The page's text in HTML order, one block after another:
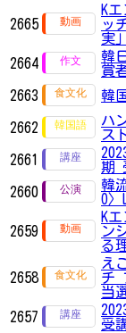
2665
K
ッ
実」
2664
韓
賞
2663
韓
2662
ハ
ス
2661
期
2660
韓
O
2659
K
ン
る
2658
え
チ
当
2657
受